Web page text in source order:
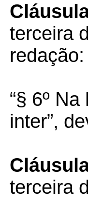
terceira
redação:
“§ 6º
inter”,
terceira